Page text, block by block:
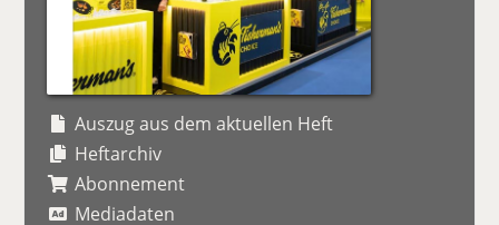
Auszug aus dem aktuellen Heft
Heftarchiv
Abonnement
Mediadaten